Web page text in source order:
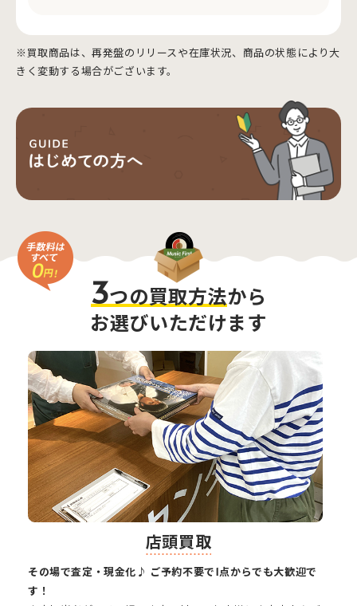
※買取商品は、再発盤のリリースや在庫状況、商品の状態により大
きく変動する場合がございます。
3つの買取方法から
お選びいただけます
店頭買取
その場で査定・現金化♪ ご予約不要で1点からでも大歓迎で
す！